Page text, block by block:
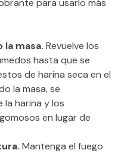
para usarlo más
la masa. Revuelve los
hasta que se
de harina seca en el
la masa, se
la harina y los
en lugar de
Mantenga el fuego